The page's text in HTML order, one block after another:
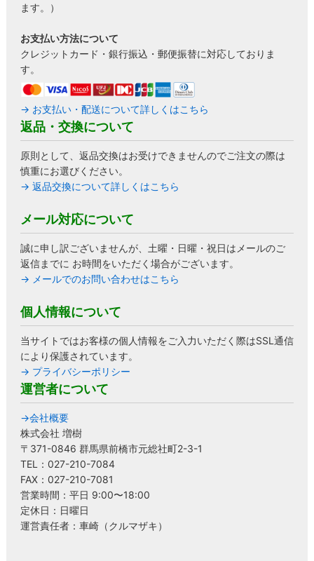
ます。）
お支払い方法について
クレジットカード・銀行振込・郵便振替に対応しておりま
す。
→ お支払い・配送について詳しくはこちら
返品・交換について
原則として、返品交換はお受けできませんのでご注文の際は
慎重にお選びください。
→ 返品交換について詳しくはこちら
メール対応について
誠に申し訳ございませんが、土曜・日曜・祝日はメールのご
返信までに お時間をいただく場合がございます。
→ メールでのお問い合わせはこちら
個人情報について
当サイトではお客様の個人情報をご入力いただく際はSSL通信
により保護されています。
→ プライバシーポリシー
運営者について
→会社概要
株式会社 増樹
〒371-0846 群馬県前橋市元総社町2-3-1
TEL：027-210-7084
FAX：027-210-7081
営業時間：平日 9:00〜18:00
定休日：日曜日
運営責任者：車崎（クルマザキ）